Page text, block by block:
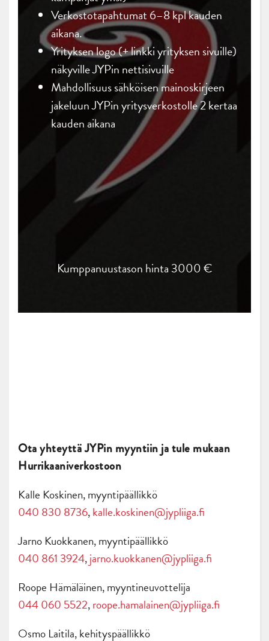
Verkostotapahtumat 6–8 kpl kauden
aikana.
Yrityksen logo (+ linkki yrityksen sivuille)
näkyville JYPin nettisivuille
Mahdollisuus sähköisen mainoskirjeen
jakeluun JYPin yritysverkostolle 2 kertaa
kauden aikana
Kumppanuustason hinta 3000 €
Ota yhteyttä JYPin myyntiin ja tule mukaan
Hurrikaaniverkostoon
Kalle Koskinen, myyntipäällikkö
040 830 8736,kalle.koskinen@jypliiga.fi
Jarno Kuokkanen, myyntipäällikkö
040 861 3924,jarno.kuokkanen@jypliiga.fi
Roope Hämäläinen, myyntineuvottelija
044 060 5522,roope.hamalainen@jypliiga.fi
Osmo Laitila, kehityspäällikkö